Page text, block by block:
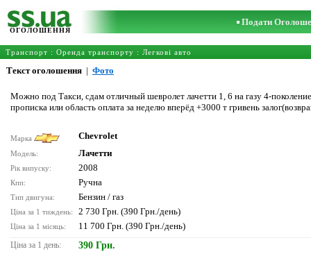
ОГОЛОШЕННЯ
Подати
Транспорт : Оренда транспорту : Легкові авто
Текст оголошення | Фото
Можно под Такси, сдам отличный шевролет лачетти 1, 6 на газу 4-
прописка или область оплата за неделю вперёд +3000 т гривень
Марка Chevrolet
Модель: Лачетти
Рік випуску: 2008
Кпп: Ручна
Тип двигуна: Бензин / газ
Ціна за 1 тиждень: 2 730 Грн. (390 Грн./день)
Ціна за 1 місяць: 11 700 Грн. (390 Грн./день)
Ціна за 1 день: 390 Грн.